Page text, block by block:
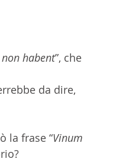
habent”, che
da dire,
la frase “Vinum